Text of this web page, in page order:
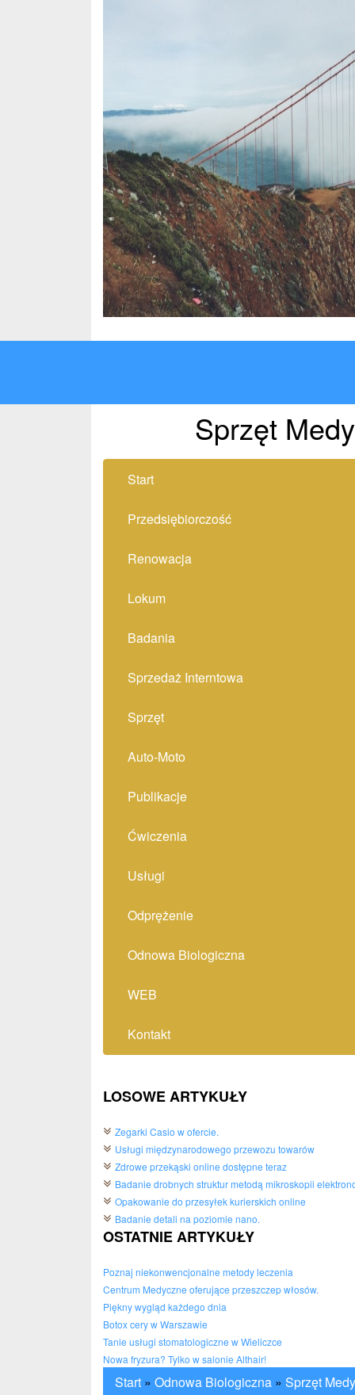
Sprzęt
Start
Przedsiębiorczość
Renowacja
Lokum
Badania
Sprzedaż Interntowa
Sprzęt
Auto-Moto
Publikacje
Ćwiczenia
Usługi
Odprężenie
Odnowa Biologiczna
WEB
Kontakt
LOSOWE ARTYKUŁY
Zegarki Casio w ofercie.
Usługi międzynarodowego przewozu towarów
Zdrowe przekąski online dostępne teraz
Badanie drobnych struktur metodą mikroskopii
Opakowanie do przesyłek kurierskich online
Badanie detali na poziomie nano.
OSTATNIE ARTYKUŁY
Poznaj niekonwencjonalne metody leczenia
Centrum Medyczne oferujące przeszczep włosów.
Piękny wygląd każdego dnia
Botox cery w Warszawie
Tanie usługi stomatologiczne w Wieliczce
Nowa fryzura? Tylko w salonie Althair!
Start » Odnowa Biologiczna » Sprzęt